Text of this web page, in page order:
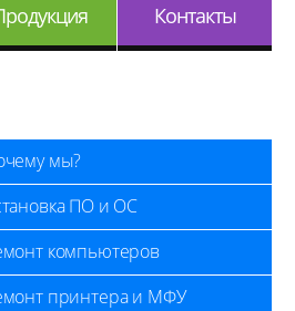
Контакты
мы?
ПО и ОС
компьютеров
принтера и МФУ